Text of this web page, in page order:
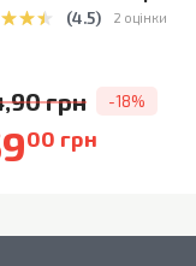
(4.5) 2 оцінки
грн -18%
00 грн